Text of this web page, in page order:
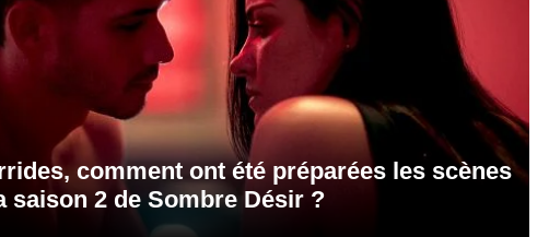
comment ont été préparées les scènes
saison 2 de Sombre Désir ?